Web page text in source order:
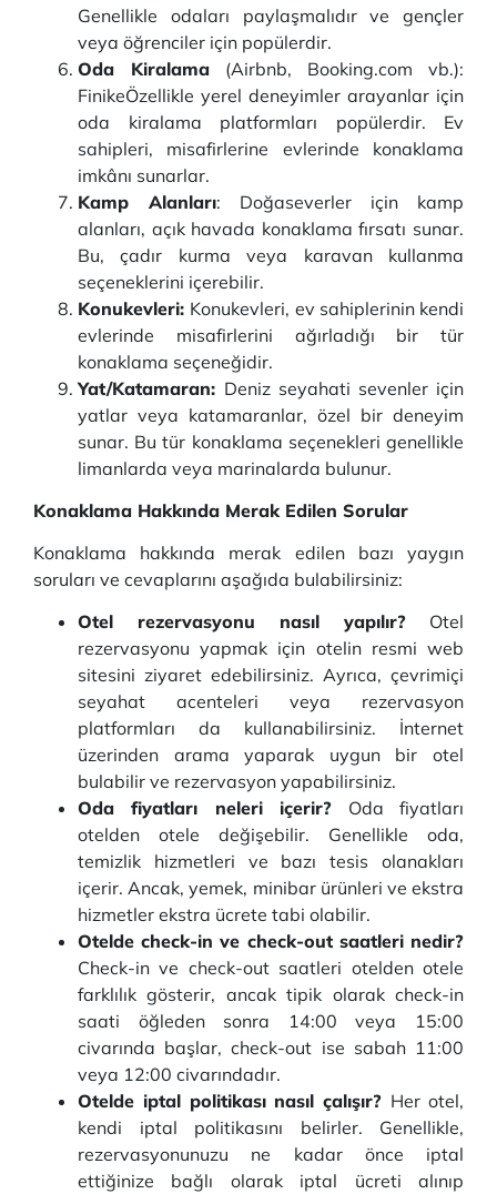
Genellikle odaları paylaşmalıdır ve gençler
veya öğrenciler için popülerdir.
Oda Kiralama (Airbnb, Booking.com vb.):
FinikeÖzellikle yerel deneyimler arayanlar için
oda kiralama platformları popülerdir. Ev
sahipleri, misafirlerine evlerinde konaklama
imkânı sunarlar.
Kamp Alanları: Doğaseverler için kamp
alanları, açık havada konaklama fırsatı sunar.
Bu, çadır kurma veya karavan kullanma
seçeneklerini içerebilir.
Konukevleri: Konukevleri, ev sahiplerinin kendi
evlerinde misafirlerini ağırladığı bir tür
konaklama seçeneğidir.
Yat/Katamaran: Deniz seyahati sevenler için
yatlar veya katamaranlar, özel bir deneyim
sunar. Bu tür konaklama seçenekleri genellikle
limanlarda veya marinalarda bulunur.
Konaklama Hakkında Merak Edilen Sorular
Konaklama hakkında merak edilen bazı yaygın
soruları ve cevaplarını aşağıda bulabilirsiniz:
Otel rezervasyonu nasıl yapılır? Otel
rezervasyonu yapmak için otelin resmi web
sitesini ziyaret edebilirsiniz. Ayrıca, çevrimiçi
seyahat acenteleri veya rezervasyon
platformları da kullanabilirsiniz. İnternet
üzerinden arama yaparak uygun bir otel
bulabilir ve rezervasyon yapabilirsiniz.
Oda fiyatları neleri içerir? Oda fiyatları
otelden otele değişebilir. Genellikle oda,
temizlik hizmetleri ve bazı tesis olanakları
içerir. Ancak, yemek, minibar ürünleri ve ekstra
hizmetler ekstra ücrete tabi olabilir.
Otelde check-in ve check-out saatleri nedir?
Check-in ve check-out saatleri otelden otele
farklılık gösterir, ancak tipik olarak check-in
saati öğleden sonra 14:00 veya 15:00
civarında başlar, check-out ise sabah 11:00
veya 12:00 civarındadır.
Otelde iptal politikası nasıl çalışır? Her otel,
kendi iptal politikasını belirler. Genellikle,
rezervasyonunuzu ne kadar önce iptal
ettiğinize bağlı olarak iptal ücreti alınıp